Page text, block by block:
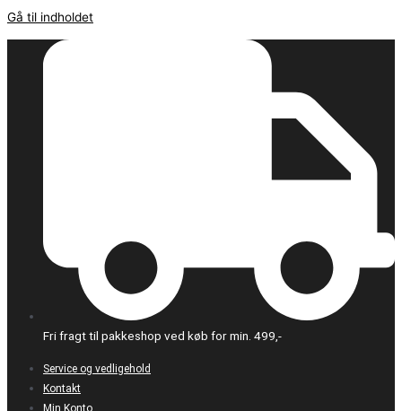
Gå til indholdet
Fri fragt til pakkeshop ved køb for min. 499,-
Service og vedligehold
Kontakt
Min Konto